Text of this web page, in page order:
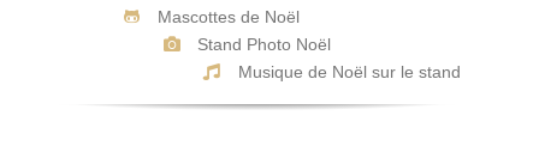
Mascottes de Noël
Stand Photo Noël
Musique de Noël sur le stand